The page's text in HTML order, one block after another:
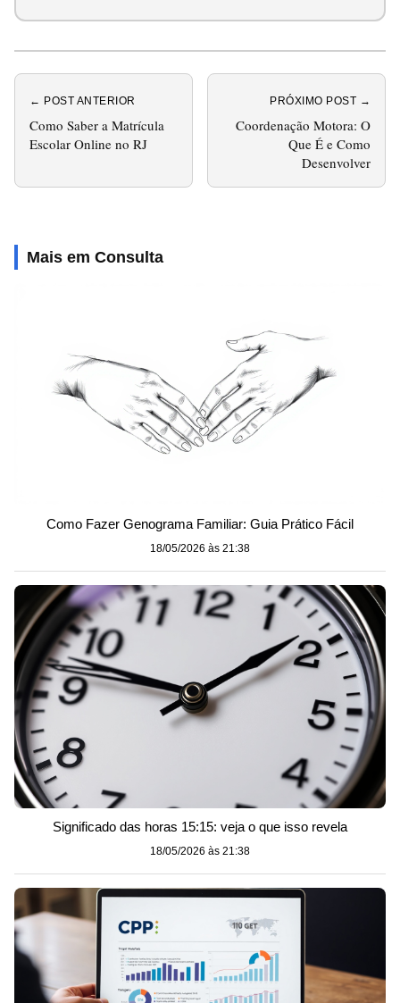
← POST ANTERIOR
Como Saber a Matrícula
Escolar Online no RJ
PRÓXIMO POST →
Coordenação Motora: O
Que É e Como
Desenvolver
Mais em Consulta
Como Fazer Genograma Familiar: Guia Prático Fácil
18/05/2026 às 21:38
Significado das horas 15:15: veja o que isso revela
18/05/2026 às 21:38